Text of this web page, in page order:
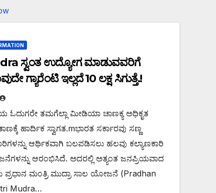
ಸ್ವಂತ ಉದ್ಯೋಗ ಮಾಡುವವರಿಗೆ
ಗ್ಯಾರೆಂಟಿ ಇಲ್ಲದೆ 10 ಲಕ್ಷ ಸಿಗುತ್ತೆ.!
ಓದುಗರೇ ತಮಗೆಲ್ಲಾ ಮೀಡಿಯಾ ಚಾಣಕ್ಯ ಅಧಿಕೃತ
ಹಾರ್ದಿಕ ಸ್ವಾಗತ.mಭಾರತ ಸರ್ಕಾರವು ಸಣ್ಣ
ಆರ್ಥಿಕವಾಗಿ ಬಲಪಡಿಸಲು ಹಲವು ಕಲ್ಯಾಣಕಾರಿ
ಆರಂಭಿಸಿದೆ. ಅದರಲ್ಲಿ ಅತ್ಯಂತ ಜನಪ್ರಿಯವಾದ
ಪ್ರಧಾನ ಮಂತ್ರಿ ಮುದ್ರಾ ಸಾಲ ಯೋಜನೆ (Pradhan
Mudra…